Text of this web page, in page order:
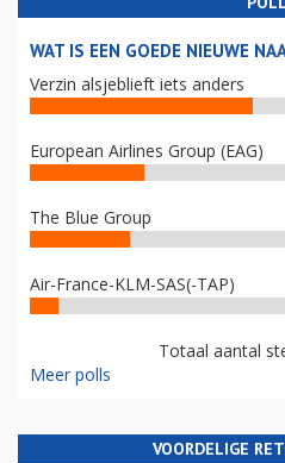
WAT IS EEN GOEDE NIEUWE
Verzin alsjeblieft iets anders
European Airlines Group (EAG)
The Blue Group
Air-France-KLM-SAS(-TAP)
Totaal aantal
Meer polls
VOORDELIGE